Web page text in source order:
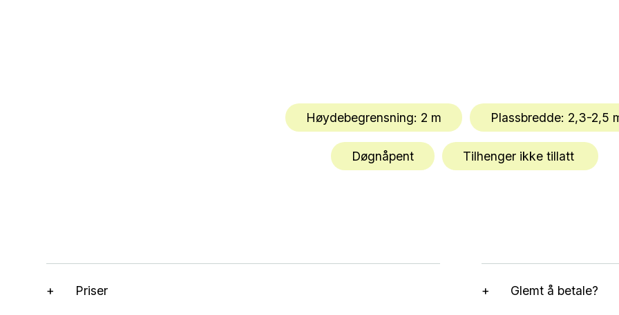
Høydebegrensning: 2 m Plassbredde: 2,3-2,5
Døgnåpent Tilhenger ikke tillatt
Priser Glemt å betale?